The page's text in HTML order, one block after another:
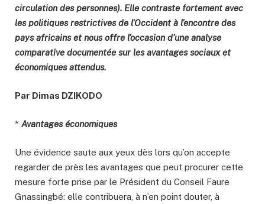
circulation des personnes). Elle contraste fortement avec
les politiques restrictives de l’Occident à l’encontre des
pays africains et nous offre l’occasion d’une analyse
comparative documentée sur les avantages sociaux et
économiques attendus.
Par Dimas DZIKODO
* Avantages économiques
Une évidence saute aux yeux dès lors qu’on accepte
regarder de près les avantages que peut procurer cette
mesure forte prise par le Président du Conseil Faure
Gnassingbé: elle contribuera, à n’en point douter, à